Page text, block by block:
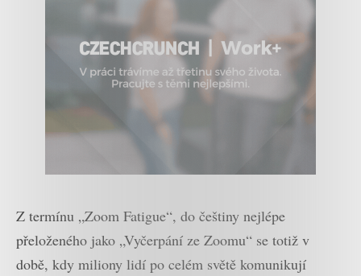
Z termínu „Zoom Fatigue“, do češtiny nejlépe
přeloženého jako „Vyčerpání ze Zoomu“ se totiž v
době, kdy miliony lidí po celém světě komunikují